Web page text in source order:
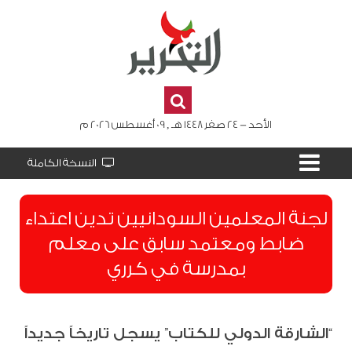
الأحد - 24 صفر 1448 هـ , 09 أغسطس 2026 م
النسخة الكاملة
لجنة المعلمين السودانيين تدين اعتداء
ضابط ومعتمد سابق على معلم
بمدرسة في كرري
“الشارقة الدولي للكتاب” يسجل تاريخاً جديداً